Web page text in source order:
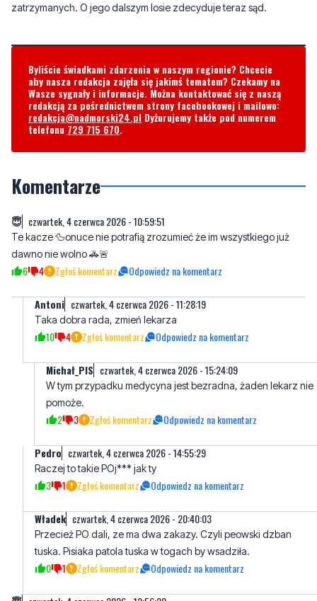
zatrzymanych. O jego dalszym losie zdecyduje teraz sąd.
Byliście świadkami zdarzenia w naszym regionie? Chcecie
aby nasza redakcja zajęła się jakimś tematem? Czekamy na
Wasze sygnały i informacje. Można kontaktować się z naszą
redakcją za pośrednictwem strony facebookowej i mailowo:
redakcja@nadmorski24.pl Dyżurujemy także pod numerem
telefonu 729 715 670.
Komentarze
😇 czwartek, 4 czerwca 2026 - 10:59:51
Te kacze 🦆onuce nie potrafią zrozumieć że im wszystkiego już
dawno nie wolno 🚓🚨
6 4 Zgłoś komentarz Odpowiedz na komentarz
Antoni czwartek, 4 czerwca 2026 - 11:28:19
Taka dobra rada, zmień lekarza
10 4 Zgłoś komentarz Odpowiedz na komentarz
Michał_PIS czwartek, 4 czerwca 2026 - 15:24:09
W tym przypadku medycyna jest bezradna, żaden lekarz nie
pomoże.
2 3 Zgłoś komentarz Odpowiedz na komentarz
Pedro czwartek, 4 czerwca 2026 - 14:55:29
Raczej to takie POj*** jak ty
3 1 Zgłoś komentarz Odpowiedz na komentarz
Władek czwartek, 4 czerwca 2026 - 20:40:03
Przecież PO dali, ze ma dwa zakazy. Czyli peowski dzban
tuska. Pisiaka patola tuska w togach by wsadziła.
0 1 Zgłoś komentarz Odpowiedz na komentarz